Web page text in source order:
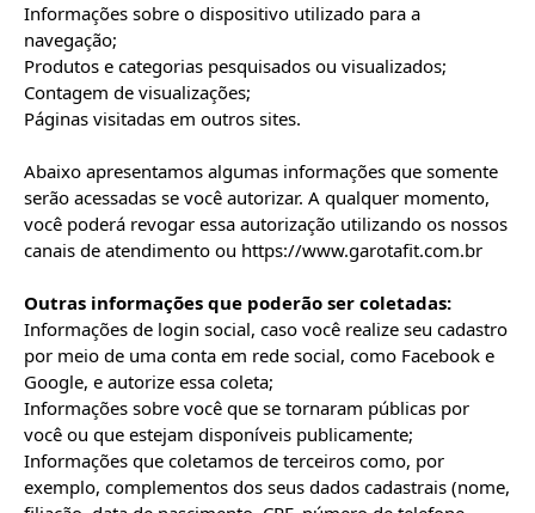
Informações sobre o dispositivo utilizado para a
navegação;
Produtos e categorias pesquisados ou visualizados;
Contagem de visualizações;
Páginas visitadas em outros sites.
Abaixo apresentamos algumas informações que somente
serão acessadas se você autorizar. A qualquer momento,
você poderá revogar essa autorização utilizando os nossos
canais de atendimento ou https://www.garotafit.com.br
Outras informações que poderão ser coletadas:
Informações de login social, caso você realize seu cadastro
por meio de uma conta em rede social, como Facebook e
Google, e autorize essa coleta;
Informações sobre você que se tornaram públicas por
você ou que estejam disponíveis publicamente;
Informações que coletamos de terceiros como, por
exemplo, complementos dos seus dados cadastrais (nome,